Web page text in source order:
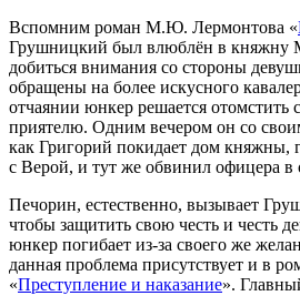
Вспомним роман М.Ю. Лермонтова «
Грушницкий был влюблён в княжну
добиться внимания со стороны
обращены на более искусного
отчаянии юнкер решается отомстить
приятелю. Одним вечером он со
как Григорий покидает дом княжны,
с Верой, и тут же обвинил офицера
Печорин, естественно, вызывает
чтобы защитить свою честь и честь
юнкер погибает из-за своего же
данная проблема присутствует и в
«Преступление и наказание».